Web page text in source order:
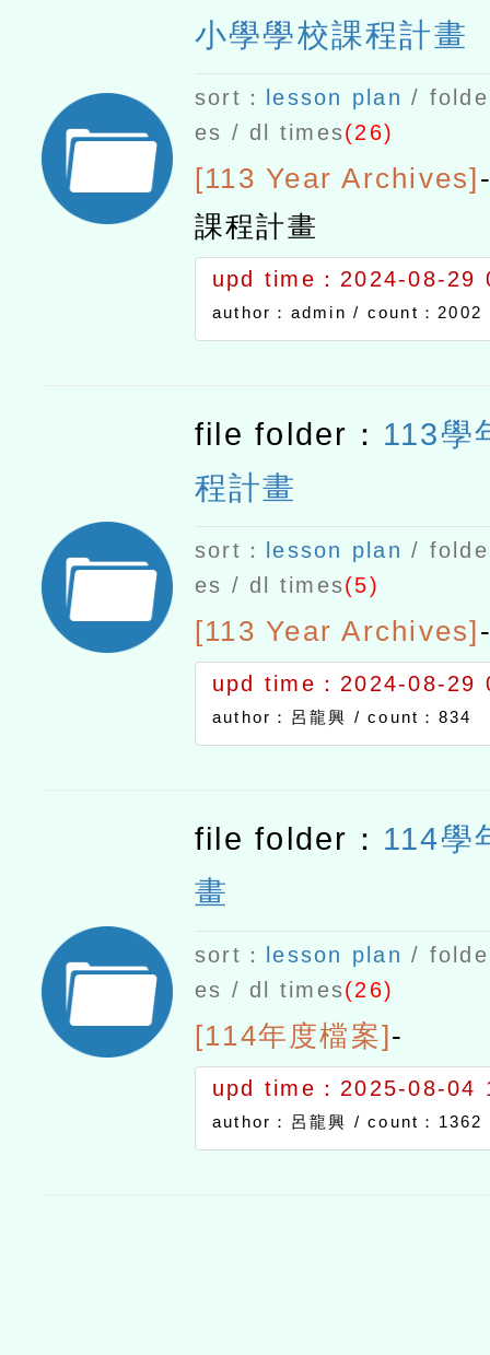
小學學校課程計畫
sort： lesson plan /
es / dl times(26)
[113 Year Archives]
課程計畫
upd time：2024-08-29
author：admin / count：2002
file folder： 113學
程計畫
sort： lesson plan /
es / dl times(5)
[113 Year Archives]
upd time：2024-08-29
author：呂龍興 /count：834
file folder： 114學
畫
sort： lesson plan /
es / dl times(26)
[114年度檔案]-
upd time：2025-08-04
author：呂龍興 /count：1362